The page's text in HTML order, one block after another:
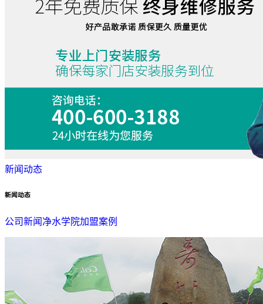
新闻动态
新闻动态
公司新闻 净水学院加盟案例